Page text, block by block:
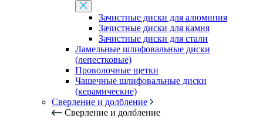
Зачистные диски для алюминия
Зачистные диски для камня
Зачистные диски для стали
Ламельные шлифовальные диски
(лепестковые)
Проволочные щетки
Чашечные шлифовальные диски
(керамические)
Сверление и долбление
Сверление и долбление